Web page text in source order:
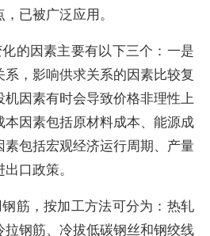
已被广泛应用。
的因素主要有以下三个：一是
，影响供求关系的因素比较复
因素有时会导致价格非理性上
因素包括原材料成本、能源成
包括宏观经济运行周期、产量
口政策。
筋，按加工方法可分为：热轧
钢筋、冷拔低碳钢丝和钢绞线